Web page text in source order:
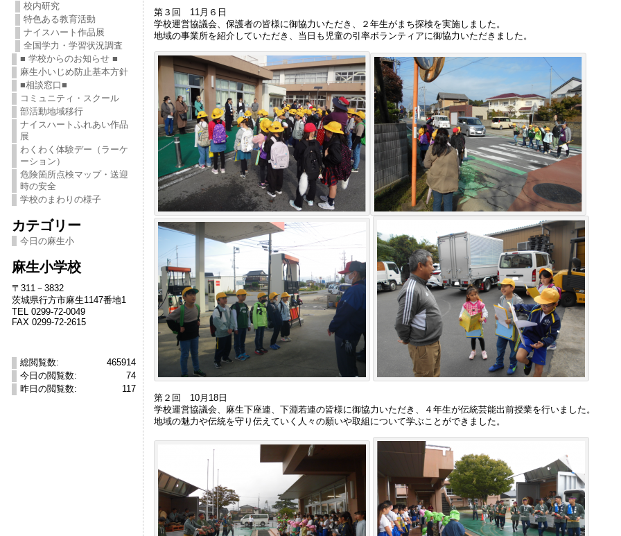
校内研究
特色ある教育活動
ナイスハート作品展
全国学力・学習状況調査
■ 学校からのお知らせ ■
麻生小いじめ防止基本方針
■相談窓口■
コミュニティ・スクール
部活動地域移行
ナイスハートふれあい作品
展
わくわく体験デー（ラーケ
ーション）
危険箇所点検マップ・送迎
時の安全
学校のまわりの様子
カテゴリー
今日の麻生小
麻生小学校
〒311－3832
茨城県行方市麻生1147番地1
TEL 0299-72-0049
FAX 0299-72-2615
465914
総閲覧数:
74
今日の閲覧数:
117
昨日の閲覧数:
第３回 11月６日
学校運営協議会、保護者の皆様に御協力いただき、２年生がまち探検を実施しました。
地域の事業所を紹介していただき、当日も児童の引率ボランティアに御協力いただきました。
第２回 10月18日
学校運営協議会、麻生下座連、下淵若連の皆様に御協力いただき、４年生が伝統芸能出前授業を行いました。
地域の魅力や伝統を守り伝えていく人々の願いや取組について学ぶことができました。